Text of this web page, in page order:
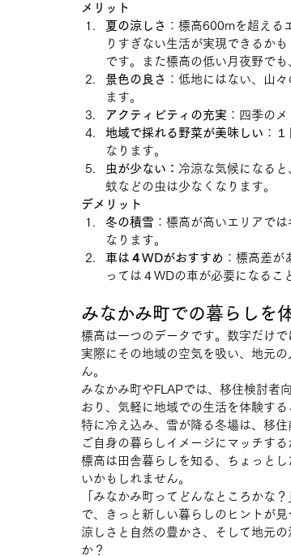
メリット
夏の涼しさ ：標高600mを超える
りすぎない生活が実現できるか
です。また標高の低い月夜野で
景色の良さ ：低地にはない、山
ます。
アクティビティの充実 ：四季の
地域で採れる野菜が美味しい ：
なります。
虫が少ない： 冷涼な気候になる
蚊などの虫は少なくなります。
デメリット
冬の積雪 ：標高が高いエリアで
なります。
車は４WDがおすすめ ：標高差
っては４WDの車が必要になるこ
みなかみ町での暮らしを
標高は一つのデータです。数字だけ
実際にその地域の空気を吸い、地元
ん。
みなかみ町やFLAPでは、移住検討者
おり、気軽に地域での生活を体験する
特に冷え込み、雪が降る冬場は、移住
ご自身の暮らしイメージにマッチす
標高は田舎暮らしを知る、ちょっと
いかもしれません。
「みなかみ町ってどんなところかな
で、きっと新しい暮らしのヒントが見
涼しさと自然の豊かさ、そして地元
か？